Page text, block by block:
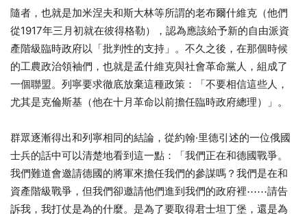
隨者，也就是加米涅夫和斯大林等所謂的老布爾什維克（他們
從1917年三月初就在彼得格勒），認為應該給予新的自由派資
產階級臨時政府以「批判性的支持」。不久之後，在那個時候
的工農政治領袖們，也就是孟什維克與社會革命黨人，組成了
一個聯盟。列寧要求徹底放棄這種政策：「不要相信這些人，
尤其是克倫斯基（他在十月革命以前擔任臨時政府總理）」。
群眾逐漸得出和列寧相同的結論，從約翰·里德引述的一位俄國
士兵的話中可以清楚地看到這一點：「我們正在和德國戰爭。
我們難道會邀請德國的將軍來擔任我們的參謀嗎？我們是在和
資產階級戰爭，但我們卻邀請他們進到我們的政府裡⋯⋯請告
訴我，我打仗是為的什麼。是為了要取得君士坦丁堡，還是為